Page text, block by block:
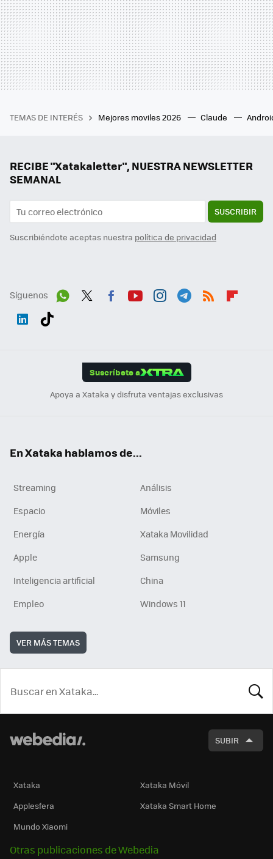
TEMAS DE INTERÉS Mejores moviles 2026 Claude
RECIBE "Xatakaletter", NUESTRA NEWSLETTER
SEMANAL
SUSCRIBIR
Suscribiéndote aceptas nuestra política de privacidad
Síguenos
Suscríbete a
Apoya a Xataka y disfruta ventajas exclusivas
En Xataka hablamos de...
Streaming
Análisis
Espacio
Móviles
Energía
Xataka Movilidad
Apple
Samsung
Inteligencia artificial
China
Empleo
Windows 11
VER MÁS TEMAS
SUBIR
Xataka
Xataka Móvil
Applesfera
Xataka Smart Home
Mundo Xiaomi
Otras publicaciones de Webedia